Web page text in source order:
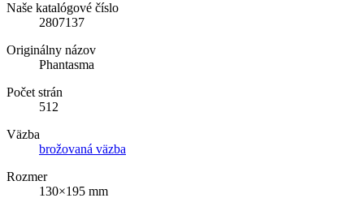
Naše katalógové číslo
2807137
Originálny názov
Phantasma
Počet strán
512
Väzba
brožovaná väzba
Rozmer
130×195 mm